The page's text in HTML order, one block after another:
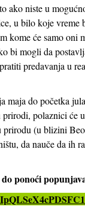
ako niste u
u bilo koje vreme
kome će samo
bi mogli da
predavanja u
maja do početka
polaznici će
(u blizini
da nauče da ih
do ponoći